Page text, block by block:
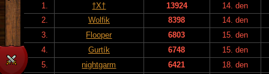
1.
†X† 13924
14. den
2.
Wolfik 8398
14. den
3.
Flooper 6803
15. den
4.
Gurtík 6748
15. den
5.
nightgarm 6421
18. den